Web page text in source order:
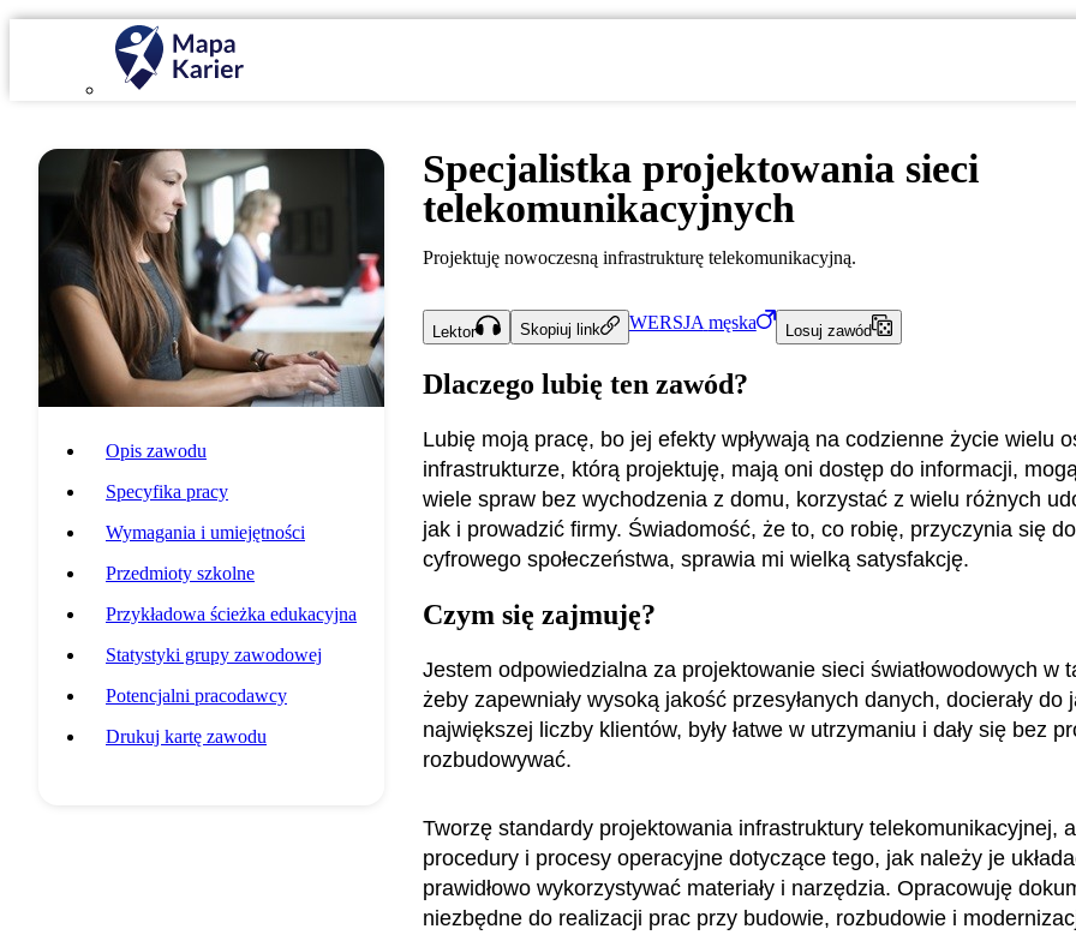
Opis zawodu
Specyfika pracy
Wymagania i umiejętności
Przedmioty szkolne
Przykładowa ścieżka edukacyjna
Statystyki grupy zawodowej
Potencjalni pracodawcy
Drukuj kartę zawodu
Specjalistka projektowania sieci
telekomunikacyjnych
Projektuję nowoczesną infrastrukturę telekomunikacyjną.
Lektor Skopiuj link WERSJA męska Losuj zawód
Dlaczego lubię ten zawód?
Lubię moją pracę, bo jej efekty wpływają na codzienne życie wielu
infrastrukturze, którą projektuję, mają oni dostęp do informacji,
wiele spraw bez wychodzenia z domu, korzystać z wielu różnych
jak i prowadzić firmy. Świadomość, że to, co robię, przyczynia się
cyfrowego społeczeństwa, sprawia mi wielką satysfakcję.
Czym się zajmuję?
Jestem odpowiedzialna za projektowanie sieci światłowodowych w
żeby zapewniały wysoką jakość przesyłanych danych, docierały do
największej liczby klientów, były łatwe w utrzymaniu i dały się bez
rozbudowywać.
Tworzę standardy projektowania infrastruktury telekomunikacyjnej,
procedury i procesy operacyjne dotyczące tego, jak należy je
prawidłowo wykorzystywać materiały i narzędzia. Opracowuję
niezbędne do realizacji prac przy budowie, rozbudowie i